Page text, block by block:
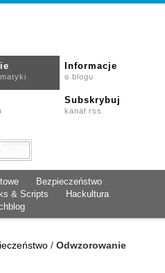
Informacje
o blogu
Subskrybuj
kanał rss
Bezpieczeństwo
& Scripts
Hackultura
/ Odwzorowanie